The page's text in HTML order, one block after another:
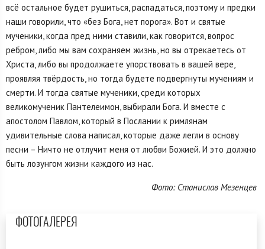
всё остальное будет рушиться, распадаться, поэтому и предки
наши говорили, что «без Бога, нет порога». Вот и святые
мученики, когда пред ними ставили, как говорится, вопрос
ребром, либо мы вам сохраняем жизнь, но вы отрекаетесь от
Христа, либо вы продолжаете упорствовать в вашей вере,
проявляя твёрдость, но тогда будете подвергнуты мучениям и
смерти. И тогда святые мученики, среди которых
великомученик Пантелеимон, выбирали Бога. И вместе с
апостолом Павлом, который в Послании к римлянам
удивительные слова написал, которые даже легли в основу
песни – Ничто не отлучит меня от любви Божией. И это должно
быть лозунгом жизни каждого из нас.
Фото: Станислав Мезенцев
ФОТОГАЛЕРЕЯ